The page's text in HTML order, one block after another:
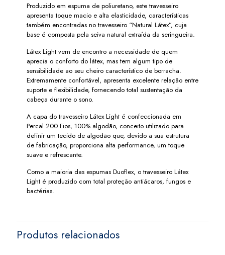
Produzido em espuma de poliuretano, este travesseiro
apresenta toque macio e alta elasticidade, características
também encontradas no travesseiro “Natural Látex”, cuja
base é composta pela seiva natural extraída da seringueira.
Látex Light vem de encontro a necessidade de quem
aprecia o conforto do látex, mas tem algum tipo de
sensibilidade ao seu cheiro característico de borracha.
Extremamente confortável, apresenta excelente relação entre
suporte e flexibilidade, fornecendo total sustentação da
cabeça durante o sono.
A capa do travesseiro Látex Light é confeccionada em
Percal 200 Fios, 100% algodão, conceito utilizado para
definir um tecido de algodão que, devido a sua estrutura
de fabricação, proporciona alta performance, um toque
suave e refrescante.
Como a maioria das espumas Duoflex, o travesseiro Látex
Light é produzido com total proteção antiácaros, fungos e
bactérias.
Produtos relacionados